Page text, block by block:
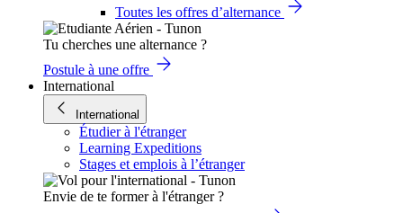
Toutes les offres d’alternance
Tu cherches une alternance ?
Postule à une offre
International
International
Étudier à l'étranger
Learning Expeditions
Stages et emplois à l’étranger
Envie de te former à l'étranger ?